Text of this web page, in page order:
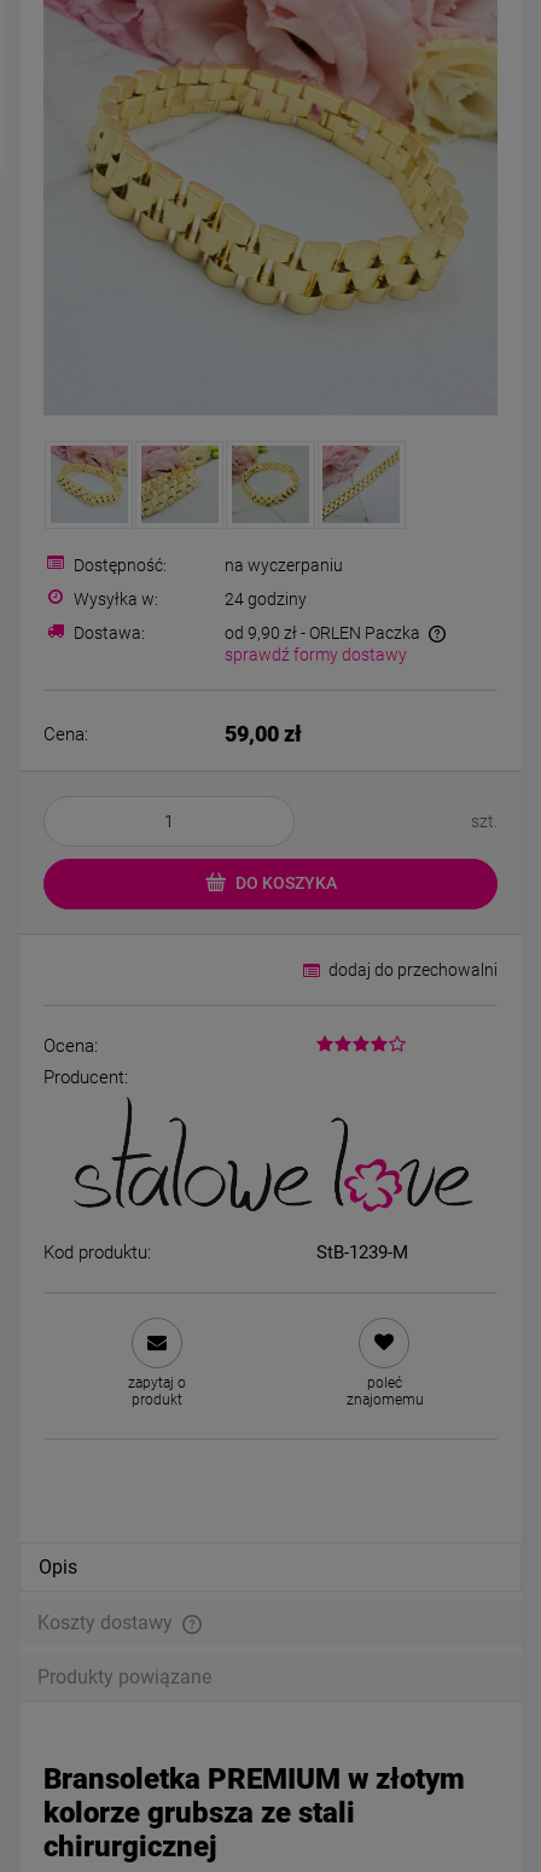
powiadom o
dostępności
zobacz więcej
CHIRURGICZNA bigiel
koniczynki różowy
kryształek
44,00 zł
Bransoletka STAL
39,00 zł
powiadom o dostępności
Kolczyki STAL
ażurowe zapinane elipsa
44,00 zł
DO KOSZYKA
Dostępność:
na wyczerpaniu
Wysyłka w:
24 godziny
Dostawa:
od 9,90 zł - ORLEN Paczka
sprawdź formy dostawy
Cena: 59,00 zł
szt.
DO KOSZYKA
dodaj do przechowalni
Ocena:
Producent:
Kod produktu: StB-1239-M
zapytaj o
produkt
poleć
znajomemu
Opis
Koszty dostawy
Produkty powiązane
Bransoletka PREMIUM w złotym
kolorze grubsza ze stali
chirurgicznej